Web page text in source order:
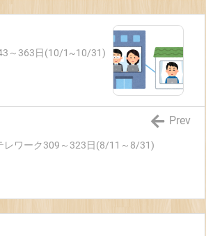
～363日(10/1~10/31)
レワーク309～323日(8/11～8/31)
Prev